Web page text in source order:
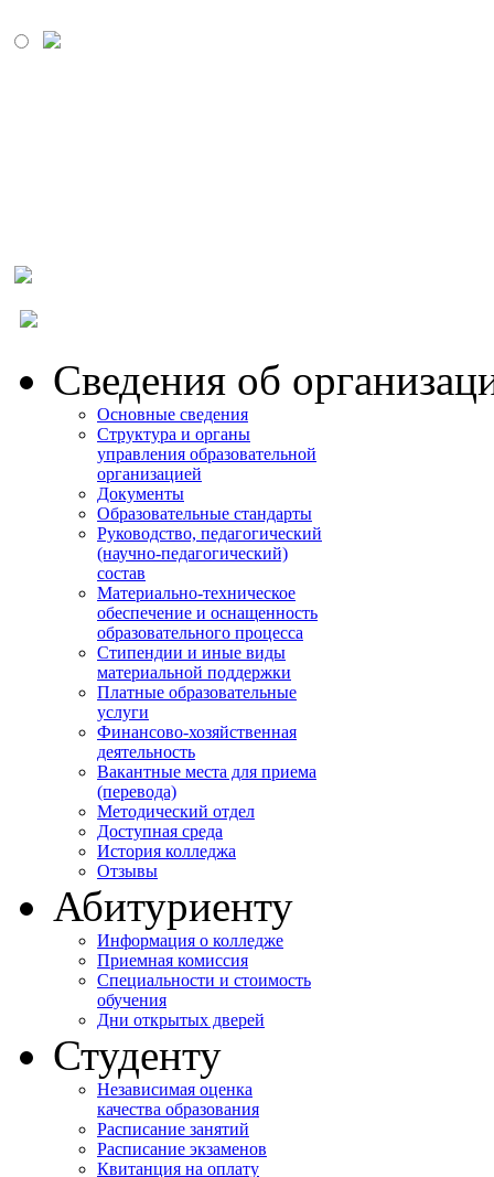
Сведения об
Основные сведения
Структура и органы
управления образовательной
организацией
Документы
Образовательные стандарты
Руководство, педагогический
(научно-педагогический)
состав
Материально-техническое
обеспечение и оснащенность
образовательного процесса
Стипендии и иные виды
материальной поддержки
Платные образовательные
услуги
Финансово-хозяйственная
деятельность
Вакантные места для приема
(перевода)
Методический отдел
Доступная среда
История колледжа
Отзывы
Абитуриенту
Информация о колледже
Приемная комиссия
Специальности и стоимость
обучения
Дни открытых дверей
Студенту
Независимая оценка
качества образования
Расписание занятий
Расписание экзаменов
Квитанция на оплату